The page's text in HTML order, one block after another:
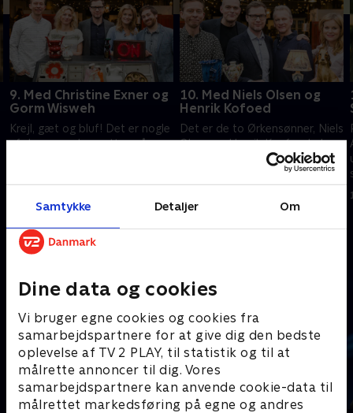
Samtykke Detaljer Om
Dine data og cookies
Vi bruger egne cookies og cookies fra
samarbejdspartnere for at give dig den bedste
oplevelse af TV 2 PLAY, til statistik og til at
målrette annoncer til dig. Vores
samarbejdspartnere kan anvende cookie-data til
målrettet markedsføring på egne og andres
9. Med Christine Exner og
Gorm Wisweh
Krejl, gæt og bluf! Det er nogle
af de evner, der sættes på
mødes i 'Krejlerkongen'. Hvad
koster mest? Et gammelt
raflebægre? Brian Lykke og
Cecilie Hother er holdkaptajner
10. Med Niels Olsen og
Henrik Kofoed
Det er de to Ørkensønner, Niels
Olsen og Henrik Koefoed, der
gæster 'Krejlerkongen' denne
gang. Lopper, antik og andet
godt skal vendes og drejes, og
så skal der købes og sælges.
holdkaptajner
Andre så også